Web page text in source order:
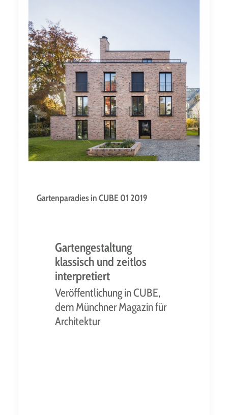
Schatten unter einer
Anordnung von Bäumen,
ein Boskett
Gartenparadies in CUBE 01 2019
Gartengestaltung
klassisch und zeitlos
interpretiert
Veröffentlichung in CUBE,
dem Münchner Magazin für
Architektur